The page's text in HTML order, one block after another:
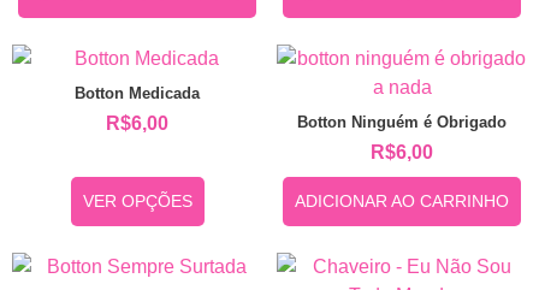
Botton Medicada
R$6,00
VER OPÇÕES
Botton Ninguém é Obrigado
R$6,00
ADICIONAR AO CARRINHO